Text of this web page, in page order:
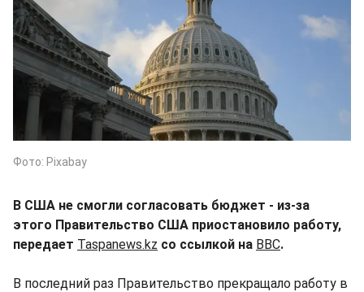
Фото: Pixabay
В США не смогли согласовать бюджет - из-за
этого Правительство США приостановило работу,
передает Taspanews.kz со ссылкой на BBC.
В последний раз Правительство прекращало работу в